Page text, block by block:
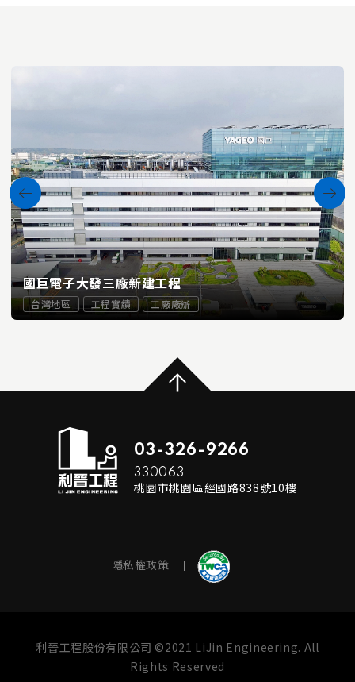
國巨電子大發三廠新建工程
台灣地區 工程實績 工廠廠辦
03-326-9266
330063
桃園市桃園區經國路838號10樓
隱私權政策
利晉工程股份有限公司 ©2021 LiJin Engineering. All
Rights Reserved